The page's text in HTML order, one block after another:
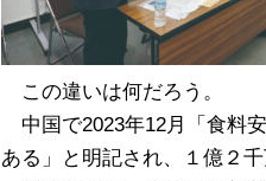
この違いは何だろう。
中国で2023年12月「食料
ある」と明記され、１億２